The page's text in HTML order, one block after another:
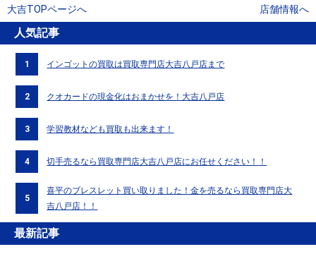
大吉TOPページへ 店舗情報へ
人気記事
1 インゴットの買取は買取専門店大吉八戸店まで
2 クオカードの現金化はおまかせを！大吉八戸店
3 学習教材なども買取も出来ます！
4 切手売るなら買取専門店大吉八戸店にお任せください！！
5
喜平のブレスレット買い取りました！金を売るなら買取専門店大
吉八戸店！！
最新記事